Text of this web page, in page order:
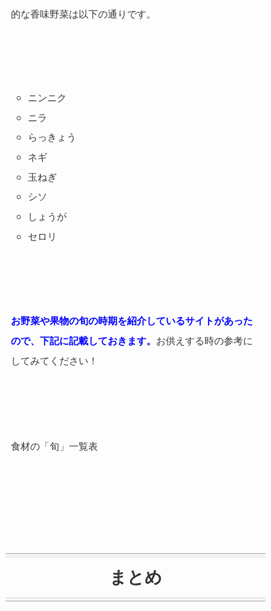
的な香味野菜は以下の通りです。
ニンニク
ニラ
らっきょう
ネギ
玉ねぎ
シソ
しょうが
セロリ
お野菜や果物の旬の時期を紹介しているサイトがあった
ので、下記に記載しておきます。 お供えする時の参考に
してみてください！
食材の「旬」一覧表
まとめ